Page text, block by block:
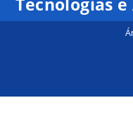
Tecnologias